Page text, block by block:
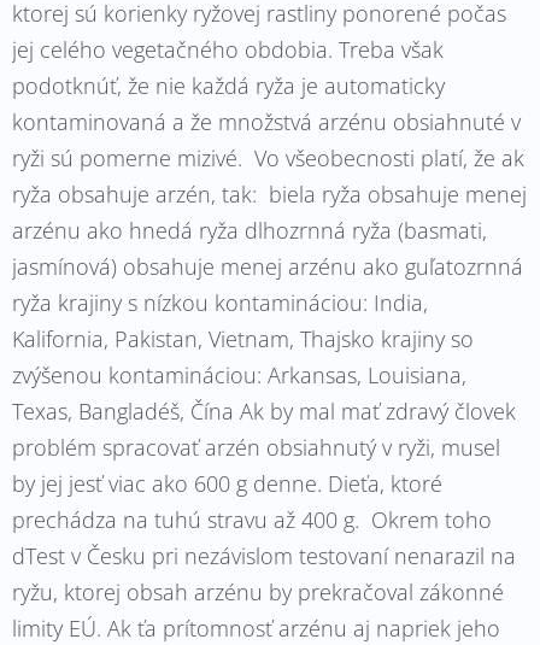
ktorej sú korienky ryžovej rastliny ponorené počas
jej celého vegetačného obdobia. Treba však
podotknúť, že nie každá ryža je automaticky
kontaminovaná a že množstvá arzénu obsiahnuté v
ryži sú pomerne mizivé. Vo všeobecnosti platí, že ak
ryža obsahuje arzén, tak: biela ryža obsahuje menej
arzénu ako hnedá ryža dlhozrnná ryža (basmati,
jasmínová) obsahuje menej arzénu ako guľatozrnná
ryža krajiny s nízkou kontamináciou: India,
Kalifornia, Pakistan, Vietnam, Thajsko krajiny so
zvýšenou kontamináciou: Arkansas, Louisiana,
Texas, Bangladéš, Čína Ak by mal mať zdravý človek
problém spracovať arzén obsiahnutý v ryži, musel
by jej jesť viac ako 600 g denne. Dieťa, ktoré
prechádza na tuhú stravu až 400 g. Okrem toho
dTest v Česku pri nezávislom testovaní nenarazil na
ryžu, ktorej obsah arzénu by prekračoval zákonné
limity EÚ. Ak ťa prítomnosť arzénu aj napriek jeho